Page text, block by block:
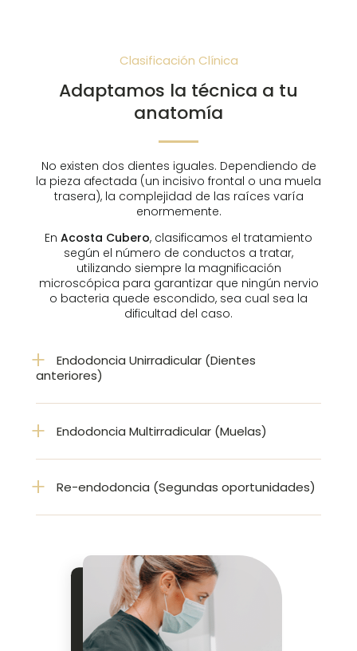
Clasificación Clínica
Adaptamos la técnica a tu
anatomía
No existen dos dientes iguales. Dependiendo de
la pieza afectada (un incisivo frontal o una muela
trasera), la complejidad de las raíces varía
enormemente.
En Acosta Cubero, clasificamos el tratamiento
según el número de conductos a tratar,
utilizando siempre la magnificación
microscópica para garantizar que ningún nervio
o bacteria quede escondido, sea cual sea la
dificultad del caso.
Endodoncia Unirradicular (Dientes
anteriores)
Endodoncia Multirradicular (Muelas)
Re-endodoncia (Segundas oportunidades)